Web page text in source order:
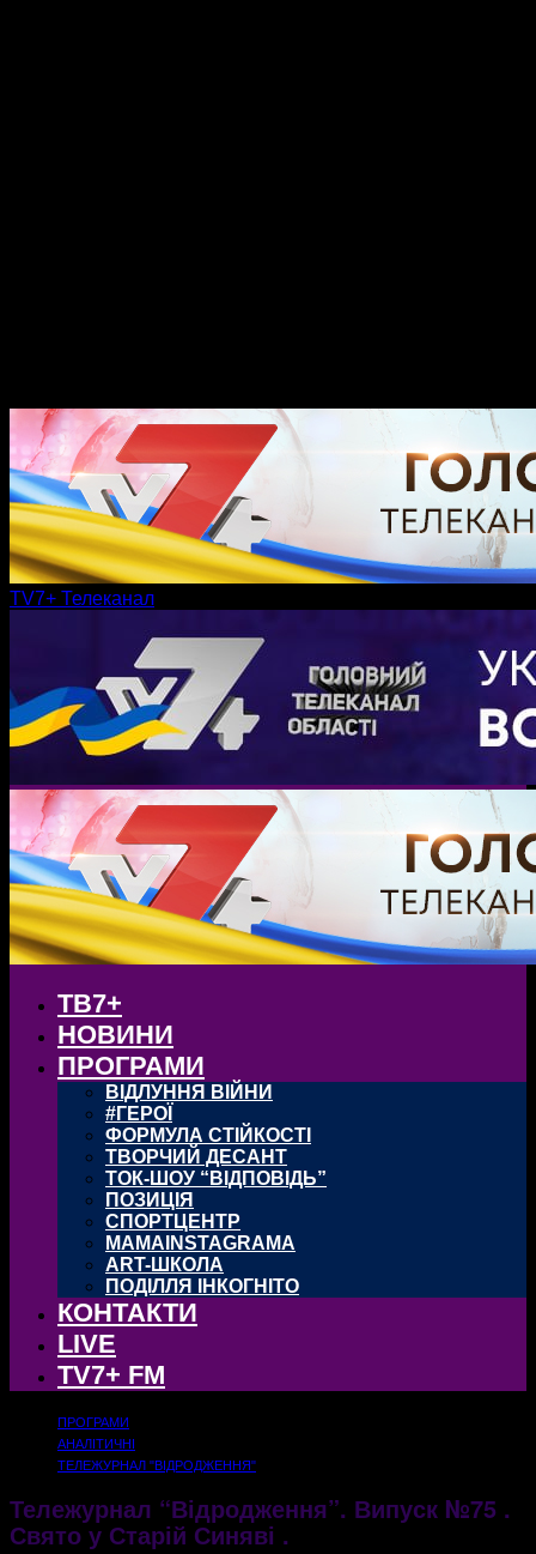
TV7+ Телеканал
ТВ7+
НОВИНИ
ПРОГРАМИ
ВІДЛУННЯ ВІЙНИ
#ГЕРОЇ
ФОРМУЛА СТІЙКОСТІ
ТВОРЧИЙ ДЕСАНТ
ТОК-ШОУ “ВІДПОВІДЬ”
ПОЗИЦІЯ
СПОРТЦЕНТР
MAMAINSTAGRAMA
ART-ШКОЛА
ПОДІЛЛЯ ІНКОГНІТО
КОНТАКТИ
LIVE
TV7+ FM
ПРОГРАМИ
АНАЛІТИЧНІ
ТЕЛЕЖУРНАЛ "ВІДРОДЖЕННЯ"
Тележурнал “Відродження”. Випуск №75 .
Свято у Старій Синяві .